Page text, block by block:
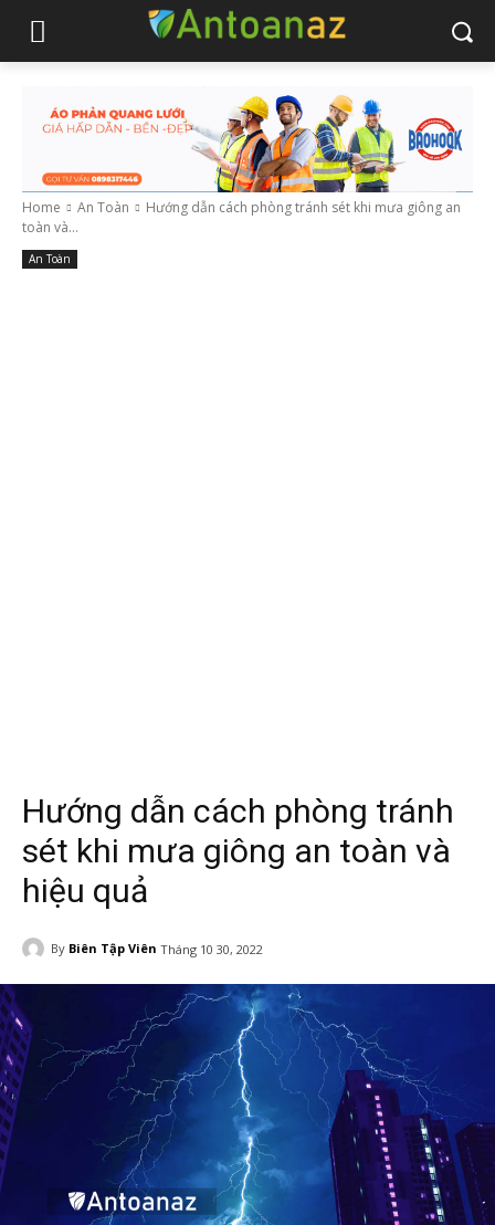
Home An Toàn
Hướng dẫn cách phòng tránh sét khi mưa giông an
toàn và...
An Toàn
Hướng dẫn cách phòng tránh
sét khi mưa giông an toàn và
hiệu quả
By Biên Tập Viên Tháng 10 30, 2022